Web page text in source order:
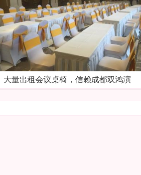
大量出租会议桌椅，信赖成都双鸿演